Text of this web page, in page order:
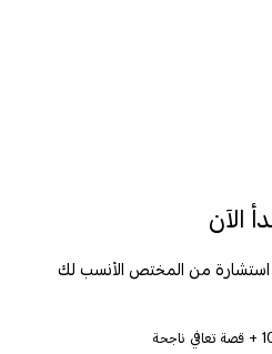
الآن
من المختص الأنسب لك
+ قصة تعافي ناجحة